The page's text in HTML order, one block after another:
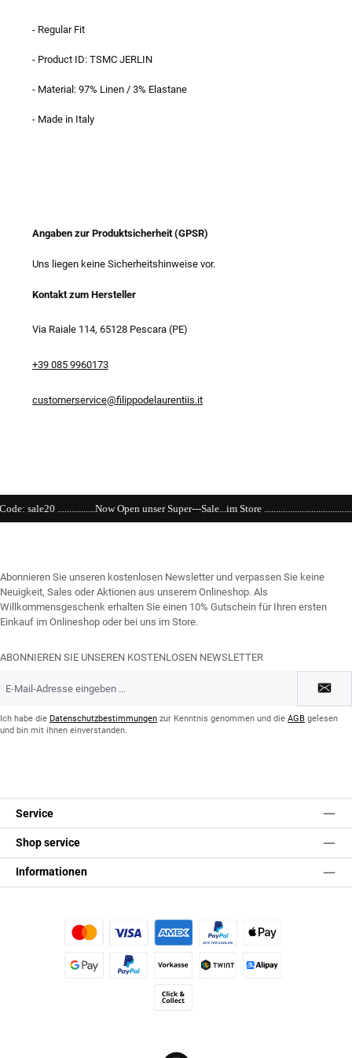
- Regular Fit
- Product ID: TSMC JERLIN
- Material: 97% Linen / 3% Elastane
- Made in Italy
Angaben zur Produktsicherheit (GPSR)
Uns liegen keine Sicherheitshinweise vor.
Kontakt zum Hersteller
Via Raiale 114, 65128 Pescara (PE)
+39 085 9960173
customerservice@filippodelaurentiis.it
Open unser Super---Sale...im Store
Abonnieren Sie unseren kostenlosen Newsletter und verpassen Sie keine
Neuigkeit, Sales oder Aktionen aus unserem Onlineshop. Als
Willkommensgeschenk erhalten Sie einen 10% Gutschein für Ihren ersten
Einkauf im Onlineshop oder bei uns im Store.
ABONNIEREN SIE UNSEREN KOSTENLOSEN NEWSLETTER
Mail-
*Ich habe die Datenschutzbestimmungen zur Kenntnis genommen und die AGB gelesen
und bin mit ihnen einverstanden.
Service
Shop service
Informationen
Kredit- oder Debitkarte Später BezahlenApple Pay
Vorkasse